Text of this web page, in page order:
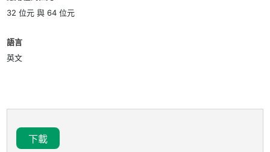
32 位元 與 64 位元
語言
英文
下載